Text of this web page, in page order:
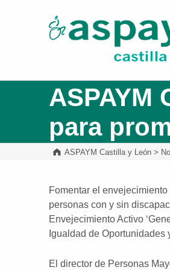
ASPAYM
para
ASPAYM Castilla y León >
Fomentar el
personas con y sin
Envejecimiento Activo
Igualdad de
El director de Personas